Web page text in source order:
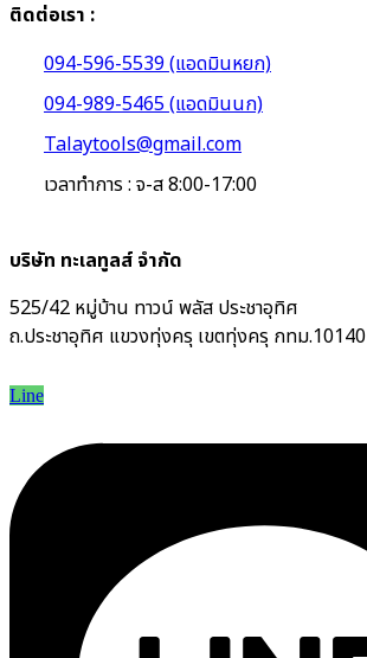
ติดต่อเรา :
094-596-5539 (แอดมินหยก)
094-989-5465 (แอดมินนก)
Talaytools@gmail.com
เวลาทำการ : จ-ส 8:00-17:00
บริษัท ทะเลทูลส์ จำกัด
525/42 หมู่บ้าน ทาวน์ พลัส ประชาอุทิศ
ถ.ประชาอุทิศ แขวงทุ่งครุ เขตทุ่งครุ กทม.10140
Line